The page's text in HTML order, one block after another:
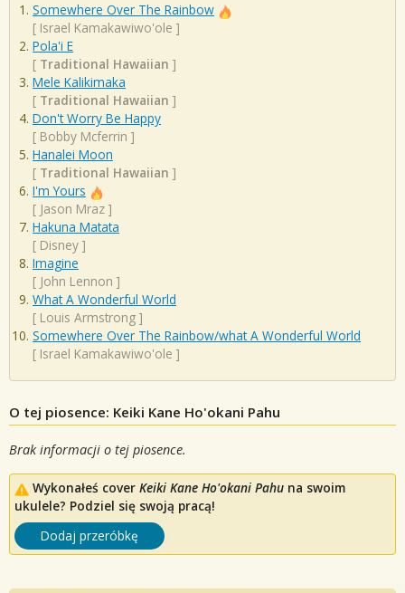
Somewhere Over The Rainbow
[ Israel Kamakawiwo'ole ]
Pola'i E
[ Traditional Hawaiian ]
Mele Kalikimaka
[ Traditional Hawaiian ]
Don't Worry Be Happy
[ Bobby Mcferrin ]
Hanalei Moon
[ Traditional Hawaiian ]
I'm Yours
[ Jason Mraz ]
Hakuna Matata
[ Disney ]
Imagine
[ John Lennon ]
What A Wonderful World
[ Louis Armstrong ]
Somewhere Over The Rainbow/what A Wonderful World
[ Israel Kamakawiwo'ole ]
O tej piosence: Keiki Kane Ho'okani Pahu
Brak informacji o tej piosence.
Wykonałeś cover Keiki Kane Ho'okani Pahu na swoim
ukulele? Podziel się swoją pracą!
Dodaj przeróbkę